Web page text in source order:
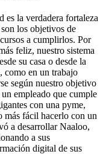
la verdadera fortaleza
los objetivos de
a cumplirlos. Por
feliz, nuestro sistema
su casa o desde la
como en un trabajo
según nuestro objetivo
empleado que cumple
con una pyme,
más fácil hacerlo con un
a desarrollar Naaloo,
a sus
digital de sus